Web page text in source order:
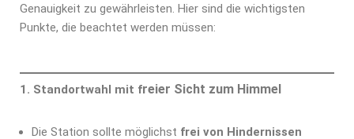
Genauigkeit zu gewährleisten. Hier sind die wichtigsten
Punkte, die beachtet werden müssen:
1. Standortwahl mit freier Sicht zum Himmel
Die Station sollte möglichst frei von Hindernissen